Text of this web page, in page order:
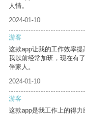
人情。
2024-01-10
游客
这款app让我的工作效率提
我以前经常加班，现在有
伴家人。
2024-01-10
游客
这款app是我工作上的得